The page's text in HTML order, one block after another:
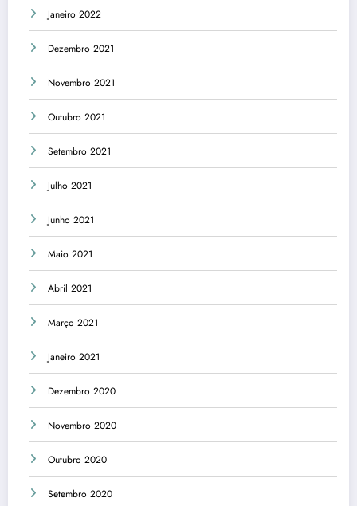
Janeiro 2022
Dezembro 2021
Novembro 2021
Outubro 2021
Setembro 2021
Julho 2021
Junho 2021
Maio 2021
Abril 2021
Março 2021
Janeiro 2021
Dezembro 2020
Novembro 2020
Outubro 2020
Setembro 2020